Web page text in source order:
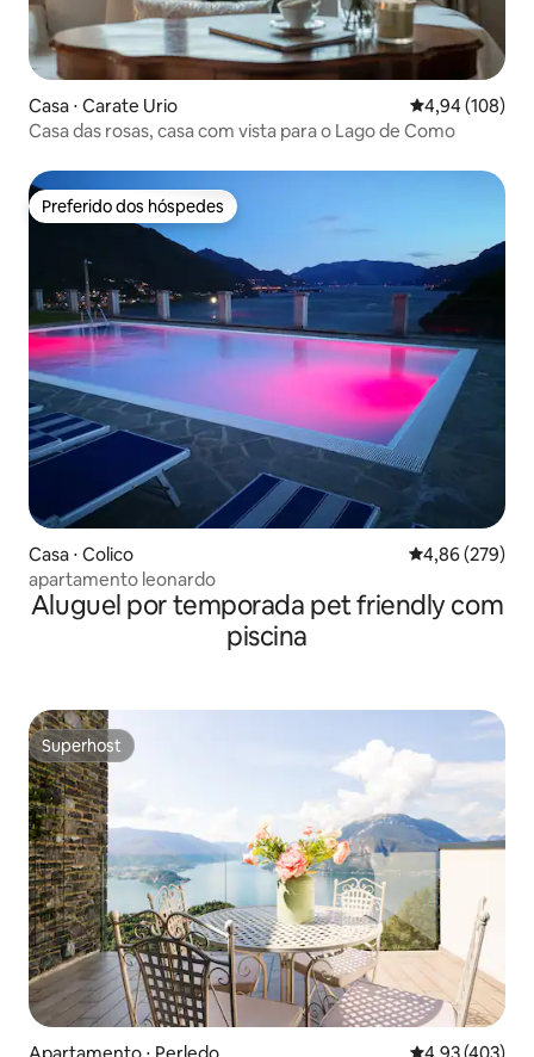
Casa ⋅ Carate Urio 4,94 de uma
4,94 (108)
Casa das rosas, casa com vista para o Lago de Como
Preferido dos hóspedes
Preferido dos hóspedes
Casa ⋅ Colico 4,86 de uma
4,86 (279)
apartamento leonardo
Aluguel por temporada pet friendly com
piscina
Superhost
Superhost